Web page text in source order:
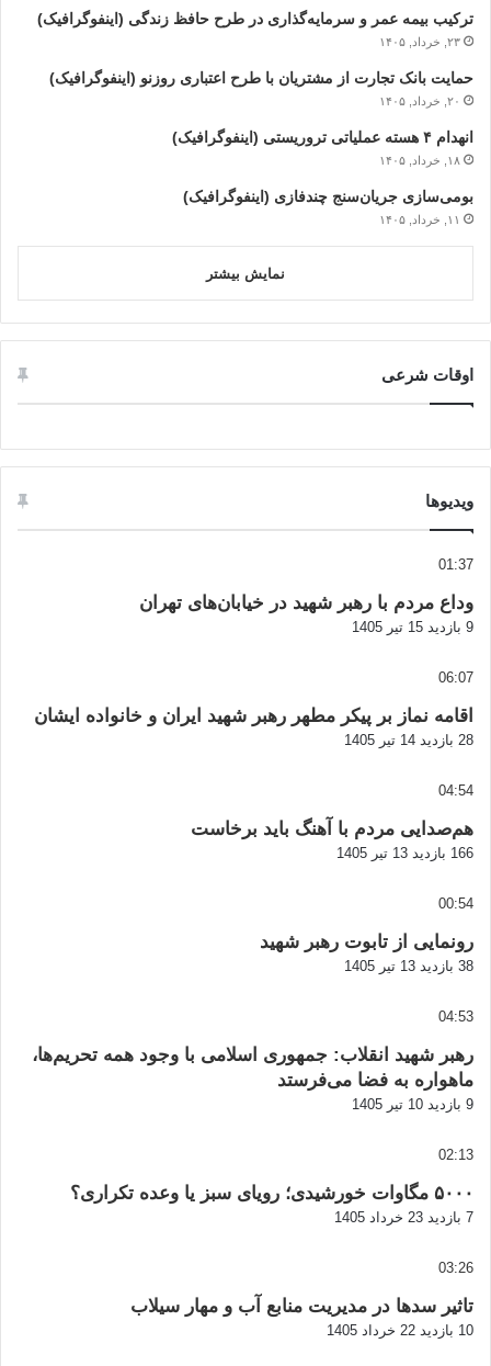
ترکیب بیمه عمر و سرمایه‌گذاری در طرح حافظ زندگی (اینفوگرافیک)
۲۳, خرداد, ۱۴۰۵
حمایت بانک تجارت از مشتریان با طرح اعتباری روزنو (اینفوگرافیک)
۲۰, خرداد, ۱۴۰۵
انهدام ۴ هسته عملیاتی تروریستی (اینفوگرافیک)
۱۸, خرداد, ۱۴۰۵
بومی‌سازی جریان‌سنج چندفازی (اینفوگرافیک)
۱۱, خرداد, ۱۴۰۵
نمایش بیشتر
اوقات شرعی
ویدیوها
01:37
وداع مردم با رهبر شهید در خیابان‌های تهران
9 بازدید 15 تیر 1405
06:07
اقامه نماز بر پیکر مطهر رهبر شهید ایران و خانواده ایشان
28 بازدید 14 تیر 1405
04:54
هم‌صدایی مردم با آهنگ باید برخاست
166 بازدید 13 تیر 1405
00:54
رونمایی از تابوت رهبر شهید
38 بازدید 13 تیر 1405
04:53
رهبر شهید انقلاب: جمهوری اسلامی با وجود همه تحریم‌ها،
ماهواره به فضا می‌فرستد
9 بازدید 10 تیر 1405
02:13
۵۰۰۰ مگاوات خورشیدی؛ رویای سبز یا وعده تکراری؟
7 بازدید 23 خرداد 1405
03:26
تاثیر سدها در مدیریت منابع آب و مهار سیلاب
10 بازدید 22 خرداد 1405